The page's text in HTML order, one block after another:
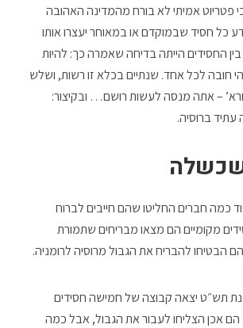
פטריוט אמיתי לא בורח מהמדינה האהובה
כל חסיד שבמוקדם או במאוחר יעצרו אותו
בין החסידים הייתה בדיחה שאמרה כך: להיות
חובה לכל אחד. שנתיים בכלא זו רשות, ושלש
– אתה מנסה לעשות רושם… ובקיצור:
עתיד ברוסיה.
אבי ועוד כמה חברים החליטו שהם חייבים לברוח
מקומיים הם מצאו מבריחים שתמורת
תש״ט יצאה קבוצה של חמישה חסידים
אכן הצליחו לעבור את הגבול, אבל כמה